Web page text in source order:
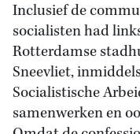
Inclusief de
socialisten had
Rotterdamse
Sneevliet,
Socialistische
samenwerken en